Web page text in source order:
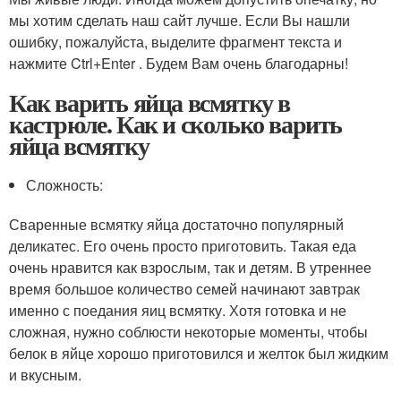
мы хотим сделать наш сайт лучше. Если Вы нашли
ошибку, пожалуйста, выделите фрагмент текста и
нажмите Ctrl+Enter . Будем Вам очень благодарны!
Как варить яйца всмятку в
кастрюле. Как и сколько варить
яйца всмятку
Сложность:
Сваренные всмятку яйца достаточно популярный
деликатес. Его очень просто приготовить. Такая еда
очень нравится как взрослым, так и детям. В утреннее
время большое количество семей начинают завтрак
именно с поедания яиц всмятку. Хотя готовка и не
сложная, нужно соблюсти некоторые моменты, чтобы
белок в яйце хорошо приготовился и желток был жидким
и вкусным.